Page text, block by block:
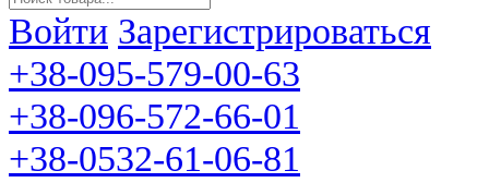
Войти Зарегистрироваться
+38-095-579-00-63
+38-096-572-66-01
+38-0532-61-06-81